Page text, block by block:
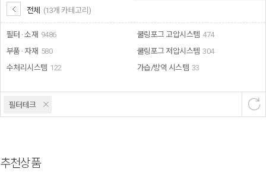
전체 (13개 카테고리)
필터 · 소재 9486
부품 · 자재 580
수처리시스템 122
쿨링포그 고압시스템 474
쿨링포그 저압시스템 304
가습/방역 시스템 33
필터테크
추천상품